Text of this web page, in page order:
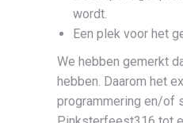
wordt.
Een plek voor het
We hebben gemerkt
hebben. Daarom het
programmering en/of